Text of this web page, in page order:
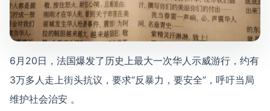
6月20日，法国爆发了历史上最大一次华人示威游行，约有
3万多人走上街头抗议，要求“反暴力，要安全”，呼吁当局
维护社会治安 。